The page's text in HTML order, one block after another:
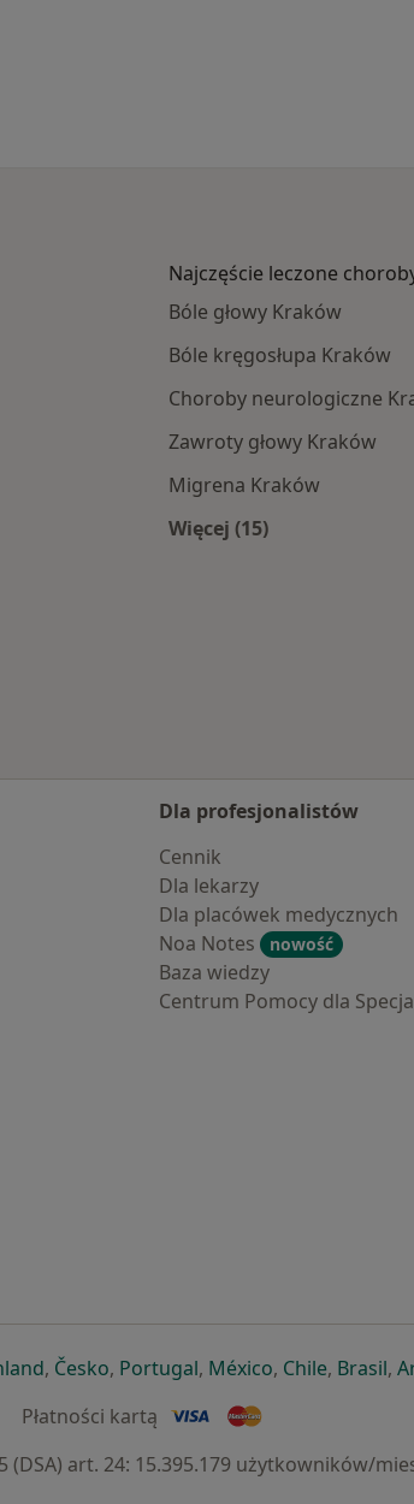
Najczęście leczone
Bóle głowy Kraków
Bóle kręgosłupa Kraków
Choroby neurologiczne
Zawroty głowy Kraków
Migrena Kraków
Więcej (15)
Dla profesjonalistów
Cennik
Dla lekarzy
Dla placówek medycznych
Noa Notes
nowość
Baza wiedzy
Centrum Pomocy dla
karcie
w nowej karcie
otwiera się w nowej karcie
, Českootwiera się w nowej karcie
, Portugalotwiera się w nowej
, Méxicootwiera się w
, Chileotwiera
, Brasil,
Płatności kartą
(DSA) art. 24: 15.395.179 użytkowników/